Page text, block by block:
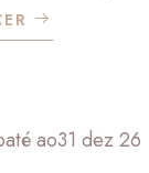
até ao31 dez 26